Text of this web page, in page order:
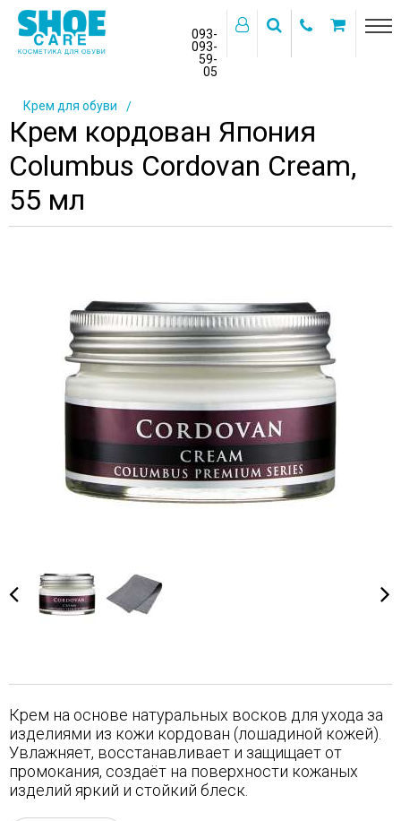
093-
093-
59-
05
Крем для обуви
Крем кордован Япония
Columbus Cordovan Cream,
55 мл
Крем на основе натуральных восков для ухода за
изделиями из кожи кордован (лошадиной кожей).
Увлажняет, восстанавливает и защищает от
промокания, создаёт на поверхности кожаных
изделий яркий и стойкий блеск.